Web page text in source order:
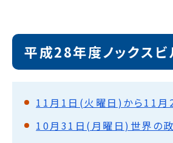
平成28年度ノックスビ